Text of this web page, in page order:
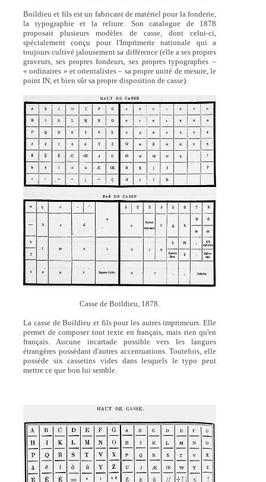
Boildieu et fils est un fabricant de matériel pour la fonderie,
la typographie et la reliure. Son catalogue de 1878
proposait plusieurs modèles de casse, dont celui-ci,
spécialement conçu pour l'Imprimerie nationale qui a
toujours cultivé jalousement sa différence (elle a ses propres
graveurs, ses propres fondeurs, ses propres typographes –
« ordinaires » et orientalistes – sa propre unité de mesure, le
point IN, et bien sûr sa propre disposition de casse).
Casse de Boildieu, 1878.
La casse de Boildieu et fils pour les autres imprimeurs. Elle
permet de composer tout texte en français, mais rien qu'en
français. Aucune incartade possible vers les langues
étrangères possédant d'autres accentuations. Toutefois, elle
possède six cassetins vides dans lesquels le typo peut
mettre ce que bon lui semble.